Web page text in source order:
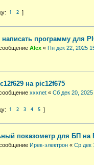
1 2
написать программу для
Аlex « Пн дек 22, 2025
на pic12f675
xxxnet « Сб дек 20,
1 2 3 4 5
показометр для БП на
Ирек-электрон « Ср дек